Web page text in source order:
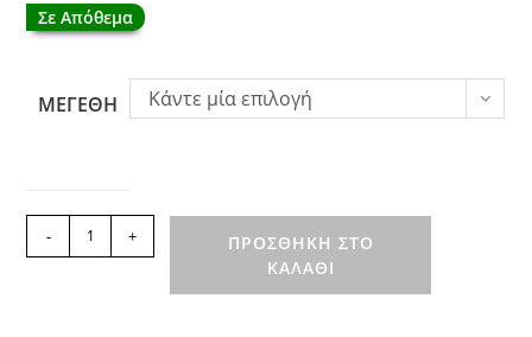
Σε Απόθεμα
ΜΕΓΕΘΗ Κάντε μία επιλογή
Μεμονωμένο
- +
ΠΡΟΣΘΉΚΗ ΣΤΟ
ΚΑΛΆΘΙ